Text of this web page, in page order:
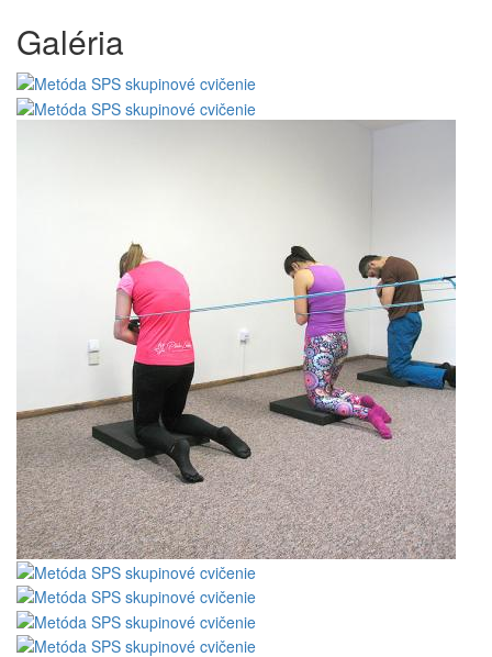
Galéria